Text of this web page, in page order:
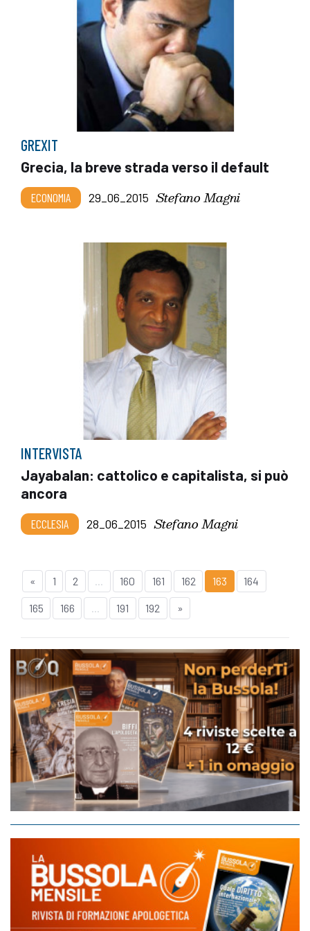
GREXIT
Grecia, la breve strada verso il default
ECONOMIA 29_06_2015 Stefano Magni
INTERVISTA
Jayabalan: cattolico e capitalista, si può
ancora
ECCLESIA 28_06_2015 Stefano Magni
« 1 2 ... 160 161 162 163 164
165 166 ... 191 192 »